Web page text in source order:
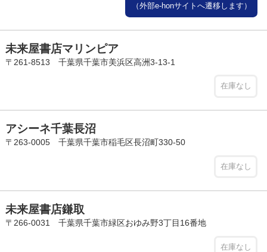
（外部e-honサイトへ遷移します）
未来屋書店マリンピア
〒261-8513 千葉県千葉市美浜区高洲3-13-1
在庫なし
アシーネ千葉長沼
〒263-0005 千葉県千葉市稲毛区長沼町330-50
在庫なし
未来屋書店鎌取
〒266-0031 千葉県千葉市緑区おゆみ野3丁目16番地
在庫なし